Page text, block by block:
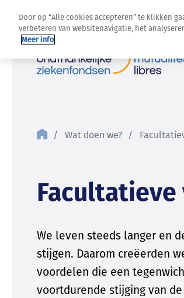
Wat doen we?
We leven steeds langer en
stijgen. Daarom creëerden
voordelen die een
voortdurende stijging van
Door op “Alle cookies accepteren” te klikken
verbeteren van websitenavigatie, het
Meer info